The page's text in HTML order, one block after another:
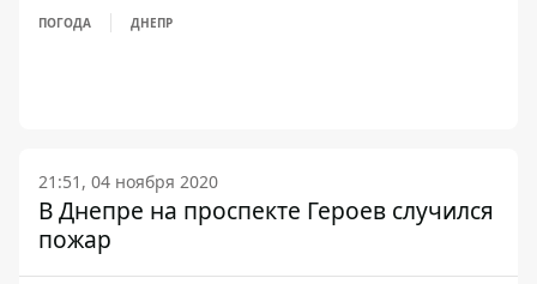
ПОГОДА ДНЕПР
21:51, 04 ноября 2020
В Днепре на проспекте Героев случился
пожар